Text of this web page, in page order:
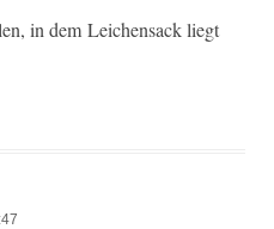
in dem Leichen­sack liegt